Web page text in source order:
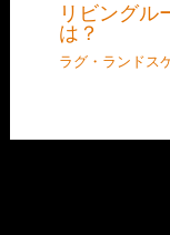
リビングル
は？
ラグ・ランドス